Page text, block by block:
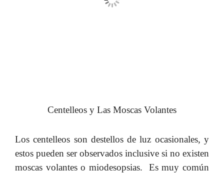
Centelleos y Las Moscas Volantes
Los centelleos son destellos de luz ocasionales, y
estos pueden ser observados inclusive si no existen
moscas volantes o miodesopsias. Es muy común